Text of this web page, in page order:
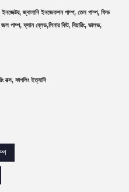
ইনজেক্টর, জ্বালানি ইনজেকশন পাম্প, তেল পাম্প, ফিড
জল পাম্প, ফ্যান ব্লেড,লিনার কিট, বিয়ারিং, ভালভ,
বক্স, কাপলিং ইত্যাদি